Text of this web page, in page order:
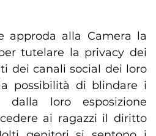
approda alla Camera la
tutelare la privacy dei
dei canali social dei loro
possibilità di blindare i
dalla loro esposizione
ai ragazzi il diritto